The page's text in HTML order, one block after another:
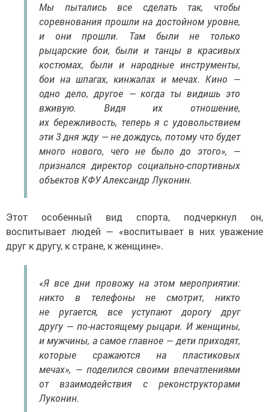
Мы пытались все сделать так, чтобы
соревнования прошли на достойном уровне,
и они прошли. Там были не только
рыцарские бои, были и танцы в красивых
костюмах, были и народные инструменты,
бои на шпагах, кинжалах и мечах. Кино —
одно дело, другое — когда ты видишь это
вживую. Видя их отношение,
их бережливость, теперь я с удовольствием
эти 3 дня жду — не дождусь, потому что будет
много нового, чего не было до этого», —
признался директор социально-спортивных
объектов КФУ Александр Луконин.
Этот особенный вид спорта, подчеркнул он,
воспитывает людей — «воспитывает в них уважение
друг к другу, к стране, к женщине».
«Я все дни провожу на этом мероприятии:
никто в телефоны не смотрит, никто
не ругается, все уступают дорогу друг
другу — по-настоящему рыцари. И женщины,
и мужчины, а самое главное — дети приходят,
которые сражаются на пластиковых
мечах», — поделился своими впечатлениями
от взаимодействия с реконструкторами
Луконин.